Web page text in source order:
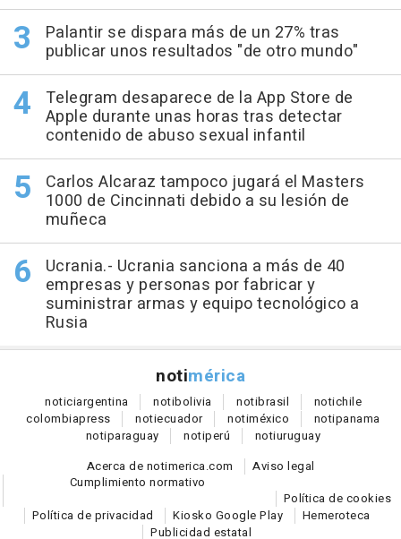
Palantir se dispara más de un 27% tras
publicar unos resultados "de otro mundo"
Telegram desaparece de la App Store de
Apple durante unas horas tras detectar
contenido de abuso sexual infantil
Carlos Alcaraz tampoco jugará el Masters
1000 de Cincinnati debido a su lesión de
muñeca
Ucrania.- Ucrania sanciona a más de 40
empresas y personas por fabricar y
suministrar armas y equipo tecnológico a
Rusia
notimérica
noticiargentina notibolivia notibrasil notichile
colombiapress notiecuador notiméxico notipanama
notiparaguay notiperú notiuruguay
Acerca de notimerica.com
Aviso legal
Cumplimiento normativo
Política de cookies
Política de privacidad
Kiosko Google Play
Hemeroteca
Publicidad estatal